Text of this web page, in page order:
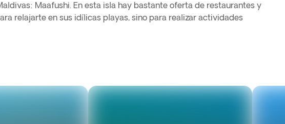
Maafushi. En esta isla hay bastante oferta de restaurantes y
relajarte en sus idílicas playas, sino para realizar actividades